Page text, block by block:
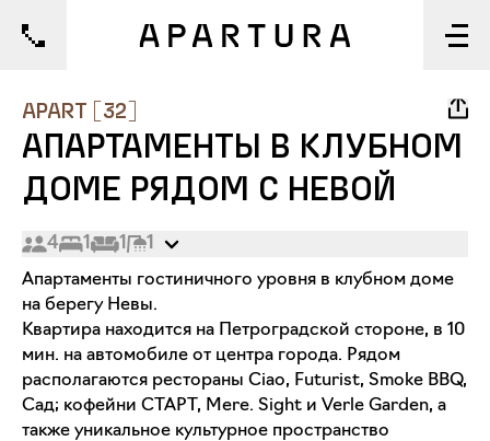
1/10
APART 32
АПАРТАМЕНТЫ В КЛУБНОМ
ДОМЕ РЯДОМ С НЕВОЙ
4 1 1 1
Апартаменты гостиничного уровня в клубном доме
на берегу Невы.
Квартира находится на Петроградской стороне, в 10
мин. на автомобиле от центра города. Рядом
располагаются рестораны Ciao, Futurist, Smoke BBQ,
Сад; кофейни СТАРТ, Mere. Sight и Verle Garden, а
также уникальное культурное пространство